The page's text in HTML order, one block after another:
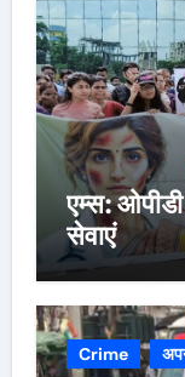
एम्स:
सेवाएं
Crime